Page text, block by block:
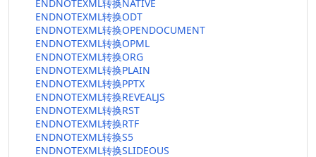
ENDNOTEXML转换NATIVE
ENDNOTEXML转换ODT
ENDNOTEXML转换OPENDOCUMENT
ENDNOTEXML转换OPML
ENDNOTEXML转换ORG
ENDNOTEXML转换PLAIN
ENDNOTEXML转换PPTX
ENDNOTEXML转换REVEALJS
ENDNOTEXML转换RST
ENDNOTEXML转换RTF
ENDNOTEXML转换S5
ENDNOTEXML转换SLIDEOUS